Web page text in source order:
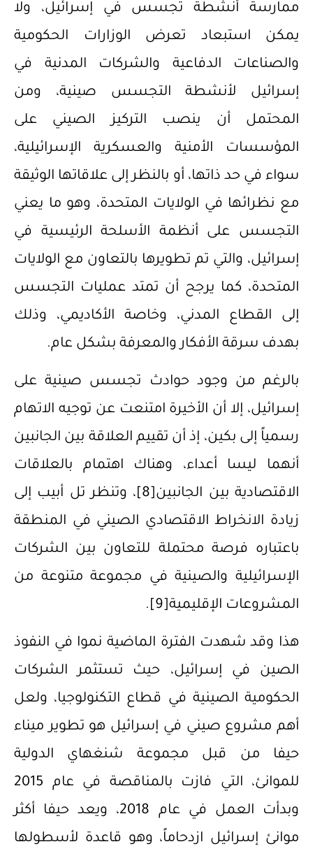
ممارسة أنشطة تجسس في إسرائيل، ولا
يمكن استبعاد تعرض الوزارات الحكومية
والصناعات الدفاعية والشركات المدنية في
إسرائيل لأنشطة التجسس صينية، ومن
المحتمل أن ينصب التركيز الصيني على
المؤسسات الأمنية والعسكرية الإسرائيلية،
سواء في حد ذاتها، أو بالنظر إلى علاقاتها الوثيقة
مع نظرائها في الولايات المتحدة، وهو ما يعني
التجسس على أنظمة الأسلحة الرئيسية في
إسرائيل، والتي تم تطويرها بالتعاون مع الولايات
المتحدة، كما يرجح أن تمتد عمليات التجسس
إلى القطاع المدني، وخاصة الأكاديمي، وذلك
بهدف سرقة الأفكار والمعرفة بشكل عام.
‌بالرغم من وجود حوادث تجسس صينية على
إسرائيل، إلا أن الأخيرة امتنعت عن توجيه الاتهام
رسمياً إلى بكين، إذ أن تقييم العلاقة بين الجانبين
أنهما ليسا أعداء، وهناك اهتمام بالعلاقات
الاقتصادية بين الجانبين[8]
، وتنظر تل أبيب إلى
زيادة الانخراط الاقتصادي الصيني في المنطقة
باعتباره فرصة محتملة للتعاون بين الشركات
الإسرائيلية والصينية في مجموعة متنوعة من
المشروعات الإقليمية[9]
.
هذا وقد شهدت الفترة الماضية نموا في النفوذ
الصين في إسرائيل، حيث تستثمر الشركات
الحكومية الصينية في قطاع التكنولوجيا، ولعل
أهم مشروع صيني في إسرائيل هو تطوير ميناء
حيفا من قبل مجموعة شنغهاي الدولية
للموانئ، التي فازت بالمناقصة في عام 2015
وبدأت العمل في عام 2018، ويعد حيفا أكثر
موانئ إسرائيل ازدحاماً، وهو قاعدة لأسطولها